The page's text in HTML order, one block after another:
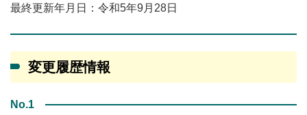
最終更新年月日：令和5年9月28日
変更履歴情報
No.1